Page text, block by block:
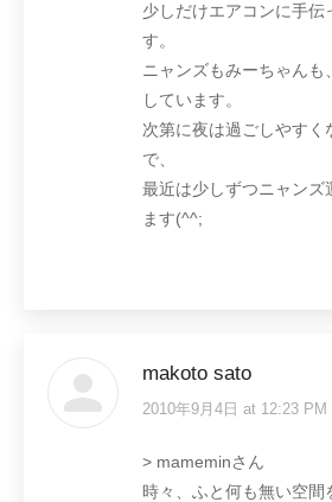
少しだけエアコンに手伝
す。
ニャンズもみーちゃんも
しています。
次第に夜は過ごしやすく
で、
最近は少しずつニャンズ
ます(^^;
makoto sato
says:
2010年9月4日 at 12:23 PM
> mameminさん
時々、ふと何も無い空間